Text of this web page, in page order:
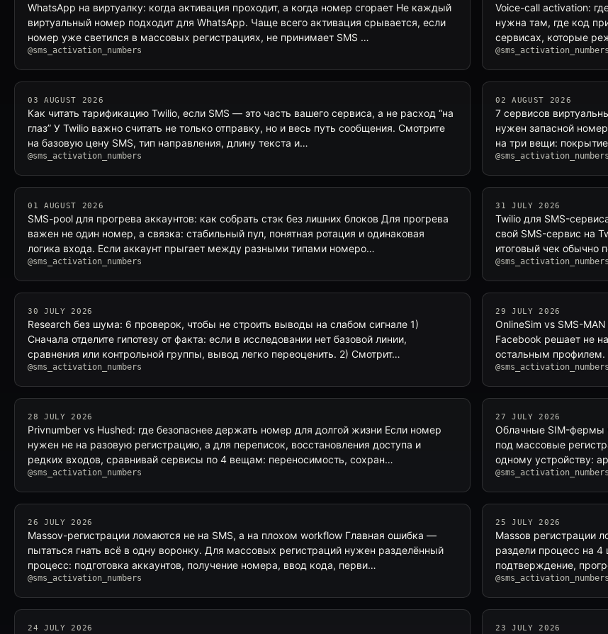
WhatsApp на виртуалку: когда активация проходит, а когда номер сгорает Не каждый
виртуальный номер подходит для WhatsApp. Чаще всего активация срывается, если
номер уже светился в массовых регистрациях, не принимает SMS …
@sms_activation_numbers
Voice-call activation:
нужна там, где код
сервисах, которые
@sms_activation_numbers
03 AUGUST 2026
Как читать тарификацию Twilio, если SMS — это часть вашего сервиса, а не расход “на
глаз” У Twilio важно считать не только отправку, но и весь путь сообщения. Смотрите
на базовую цену SMS, тип направления, длину текста и…
@sms_activation_numbers
02 AUGUST 2026
7 сервисов
нужен запасной
на три вещи:
@sms_activation_numbers
01 AUGUST 2026
SMS-pool для прогрева аккаунтов: как собрать стэк без лишних блоков Для прогрева
важен не один номер, а связка: стабильный пул, понятная ротация и одинаковая
логика входа. Если аккаунт прыгает между разными типами номеро…
@sms_activation_numbers
31 JULY 2026
Twilio для SMS-
свой SMS-сервис на
итоговый чек обычно
@sms_activation_numbers
30 JULY 2026
Research без шума: 6 проверок, чтобы не строить выводы на слабом сигнале 1)
Сначала отделите гипотезу от факта: если в исследовании нет базовой линии,
сравнения или контрольной группы, вывод легко переоценить. 2) Смотрит…
@sms_activation_numbers
29 JULY 2026
OnlineSim vs SMS-
Facebook решает не
остальным
@sms_activation_numbers
28 JULY 2026
Privnumber vs Hushed: где безопаснее держать номер для долгой жизни Если номер
нужен не на разовую регистрацию, а для переписок, восстановления доступа и
редких входов, сравнивай сервисы по 4 вещам: переносимость, сохран…
@sms_activation_numbers
27 JULY 2026
Облачные SIM-фермы
под массовые
одному устройству:
@sms_activation_numbers
26 JULY 2026
Massov-регистрации ломаются не на SMS, а на плохом workflow Главная ошибка —
пытаться гнать всё в одну воронку. Для массовых регистраций нужен разделённый
процесс: подготовка аккаунтов, получение номера, ввод кода, перви…
@sms_activation_numbers
25 JULY 2026
Massов регистрации
раздели процесс на 4
подтверждение,
@sms_activation_numbers
24 JULY 2026 23 JULY 2026